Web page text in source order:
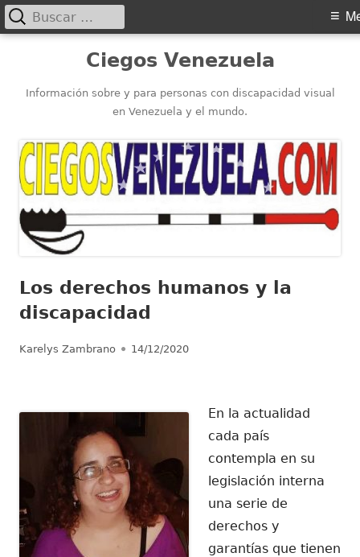
contenido
Ciegos Venezuela
Información sobre y para personas con discapacidad visual
en Venezuela y el mundo.
Menú
principal
Buscar:
Los derechos humanos y la
discapacidad
Autor
Karelys Zambrano Publicado
14/12/2020
En la actualidad
cada país
contempla en su
legislación interna
una serie de
derechos y
garantías que tienen